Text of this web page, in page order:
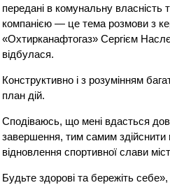
передані в комунальну власність
компанією — це тема розмови з
«Охтирканафтогаз» Сергієм
відбулася.
Конструктивно і з розумінням
план дій.
Сподіваюсь, що мені вдасться
завершення, тим самим здійснити
відновлення спортивної слави
Будьте здорові та бережіть